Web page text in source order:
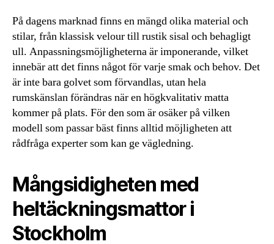
På dagens marknad finns en mängd olika material och
stilar, från klassisk velour till rustik sisal och behagligt
ull. Anpassningsmöjligheterna är imponerande, vilket
innebär att det finns något för varje smak och behov. Det
är inte bara golvet som förvandlas, utan hela
rumskänslan förändras när en högkvalitativ matta
kommer på plats. För den som är osäker på vilken
modell som passar bäst finns alltid möjligheten att
rådfråga experter som kan ge vägledning.
Mångsidigheten med
heltäckningsmattor i
Stockholm